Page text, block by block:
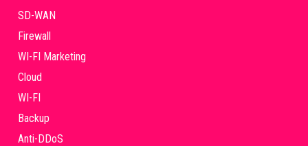
SD-WAN
Firewall
WI-FI Marketing
Cloud
WI-FI
Backup
Anti-DDoS